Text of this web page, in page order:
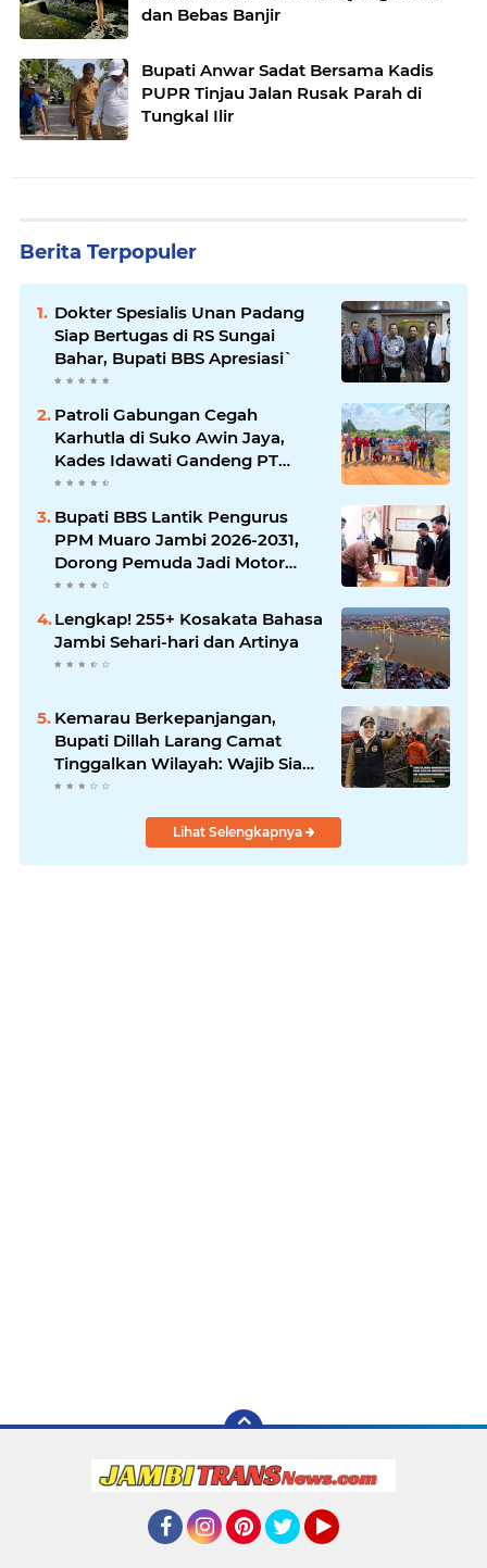
dan Bebas Banjir
Bupati Anwar Sadat Bersama Kadis
PUPR Tinjau Jalan Rusak Parah di
Tungkal Ilir
Berita Terpopuler
Dokter Spesialis Unan Padang
Siap Bertugas di RS Sungai
Bahar, Bupati BBS Apresiasi`
Patroli Gabungan Cegah
Karhutla di Suko Awin Jaya,
Kades Idawati Gandeng PT
BBB-S, TNI dan BPD
Bupati BBS Lantik Pengurus
PPM Muaro Jambi 2026-2031,
Dorong Pemuda Jadi Motor
Perubahan
Lengkap! 255+ Kosakata Bahasa
Jambi Sehari-hari dan Artinya
Kemarau Berkepanjangan,
Bupati Dillah Larang Camat
Tinggalkan Wilayah: Wajib Siaga
Hadapi Karhutla dan Kebakaran
Lihat Selengkapnya